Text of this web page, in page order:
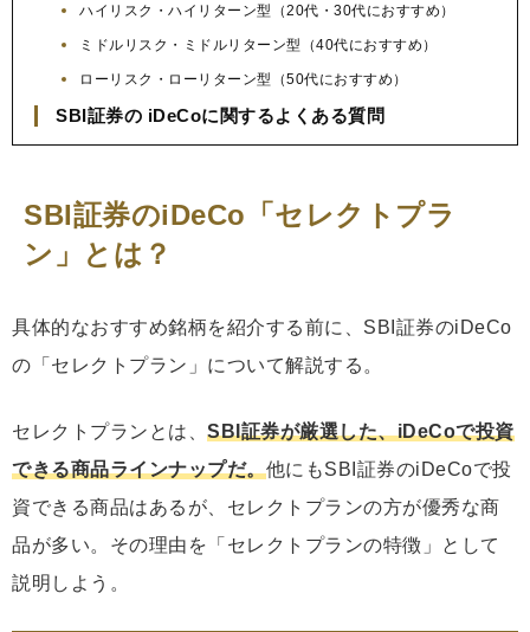
ハイリスク・ハイリターン型（20代・30代におすすめ）
ミドルリスク・ミドルリターン型（40代におすすめ）
ローリスク・ローリターン型（50代におすすめ）
SBI証券の iDeCoに関するよくある質問
SBI証券のiDeCo「セレクトプラ
ン」とは？
具体的なおすすめ銘柄を紹介する前に、SBI証券のiDeCo
の「セレクトプラン」について解説する。
セレクトプランとは、 SBI証券が厳選した、iDeCoで投資
できる商品ラインナップだ。他にもSBI証券のiDeCoで投
資できる商品はあるが、セレクトプランの方が優秀な商
品が多い。その理由を「セレクトプランの特徴」として
説明しよう。